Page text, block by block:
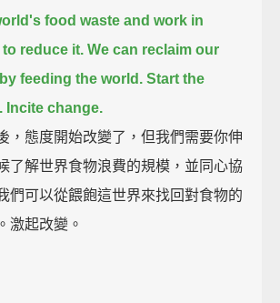
food waste and work in
reduce it. We can reclaim our
feeding the world. Start the
Incite change.
，態度開始改變了，但我們需要你伸
了解世界食物浪費的規模，並同心協
們可以從餵飽這世界來找回對食物的
激起改變。